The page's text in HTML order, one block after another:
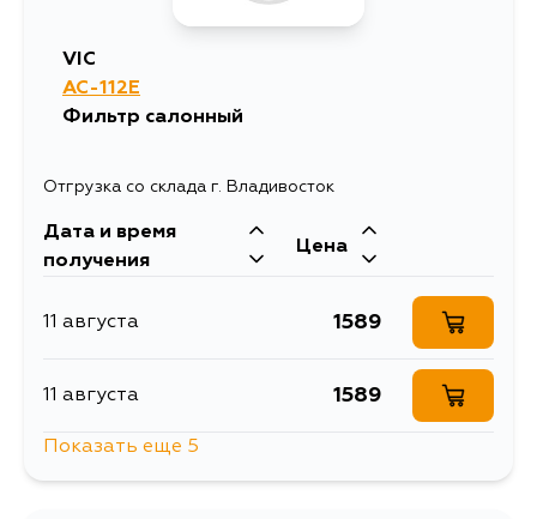
VIC
AC-112E
Фильтр салонный
Отгрузка со склада г. Владивосток
Дата и время
получения
Цена
11 августа 1589
11 августа 1589
Показать еще 5